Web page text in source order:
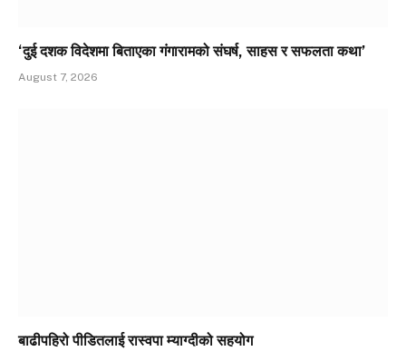
‘दुई दशक विदेशमा बिताएका गंगारामको संघर्ष, साहस र सफलता कथा’
August 7, 2026
बाढीपहिरो पीडितलाई रास्वपा म्याग्दीको सहयोग